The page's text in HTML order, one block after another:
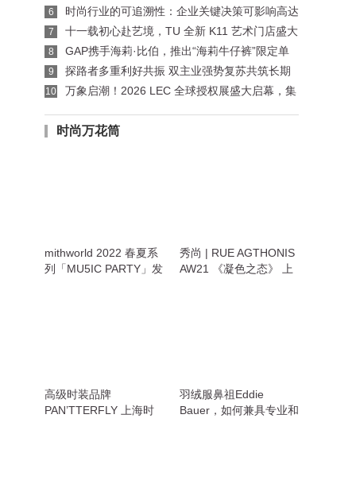
国艺术团体呈献七夕“双生灵感”
6
时尚行业的可追溯性：企业关键决策可影响高达
77%的碳足迹
7
十一载初心赴艺境，TU 全新 K11 艺术门店盛大
启幕 —— 以可持续美学重构东方成衣生命力
8
​GAP携手海莉·比伯，推出“海莉牛仔裤”限定单
品系列
9
探路者多重利好共振 双主业强势复苏共筑长期
价值
10
万象启潮！2026 LEC 全球授权展盛大启幕，集
时尚万花筒
mithworld 2022 春夏系
列「MU5IC PARTY」发
秀尚 | RUE AGTHONIS
AW21 《凝色之态》 上
高级时装品牌
PAN’TTERFLY 上海时
羽绒服鼻祖Eddie
Bauer，如何兼具专业和